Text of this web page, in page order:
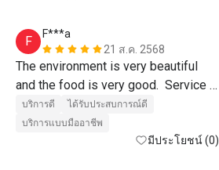
F
F***a
21 ส.ค. 2568
The environment is very beautiful
and the food is very good.  Service
was also excellent, Paulo the
manager even walked us out of the
restaurant.  Must visit.
บริการดี
ได้รับประสบการณ์ดี
บริการแบบมืออาชีพ
มีประโยชน์ (0)